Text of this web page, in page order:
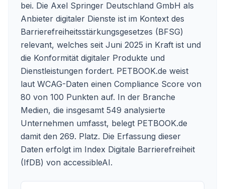
bei. Die Axel Springer Deutschland GmbH als
Anbieter digitaler Dienste ist im Kontext des
Barrierefreiheitsstärkungsgesetzes (BFSG)
relevant, welches seit Juni 2025 in Kraft ist und
die Konformität digitaler Produkte und
Dienstleistungen fordert. PETBOOK.de weist
laut WCAG-Daten einen Compliance Score von
80 von 100 Punkten auf. In der Branche
Medien, die insgesamt 549 analysierte
Unternehmen umfasst, belegt PETBOOK.de
damit den 269. Platz. Die Erfassung dieser
Daten erfolgt im Index Digitale Barrierefreiheit
(IfDB) von accessibleAI.